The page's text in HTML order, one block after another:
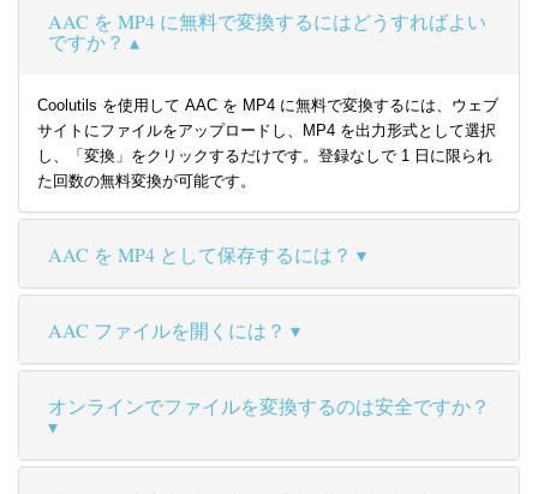
AAC を MP4 に無料で変換するにはどうすればよい
ですか？
Coolutils を使用して AAC を MP4 に無料で変換するには、ウェブ
サイトにファイルをアップロードし、MP4 を出力形式として選択
し、「変換」をクリックするだけです。登録なしで 1 日に限られ
た回数の無料変換が可能です。
AAC を MP4 として保存するには？
AAC ファイルを開くには？
オンラインでファイルを変換するのは安全ですか？